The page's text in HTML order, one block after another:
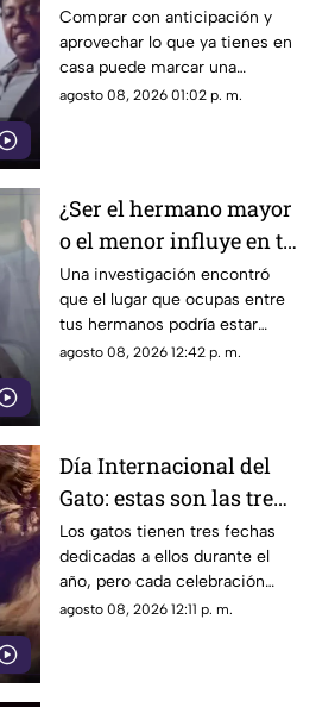
consejos pueden
ayudarte a gastar
menos
Comprar con anticipación y
aprovechar lo que ya tienes en
casa puede marcar una
diferencia importante en el
agosto 08, 2026 01:02 p. m.
¿Ser el hermano mayor
o el menor influye en tu
salud? Esto dicen los
estudios
Una investigación encontró
que el lugar que ocupas entre
tus hermanos podría estar
relacionado con determinadas
agosto 08, 2026 12:42 p. m.
Día Internacional del
Gato: estas son las tres
fechas del año en que
se celebra a los felinos
Los gatos tienen tres fechas
dedicadas a ellos durante el
año, pero cada celebración
surgió por motivos diferentes.
agosto 08, 2026 12:11 p. m.